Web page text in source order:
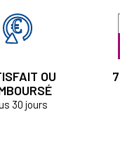
OU
30 jours